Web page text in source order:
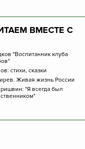
ВМЕСТЕ С
"Воспитанник клуба
стихи, сказки
Живая жизнь России
"Я всегда был